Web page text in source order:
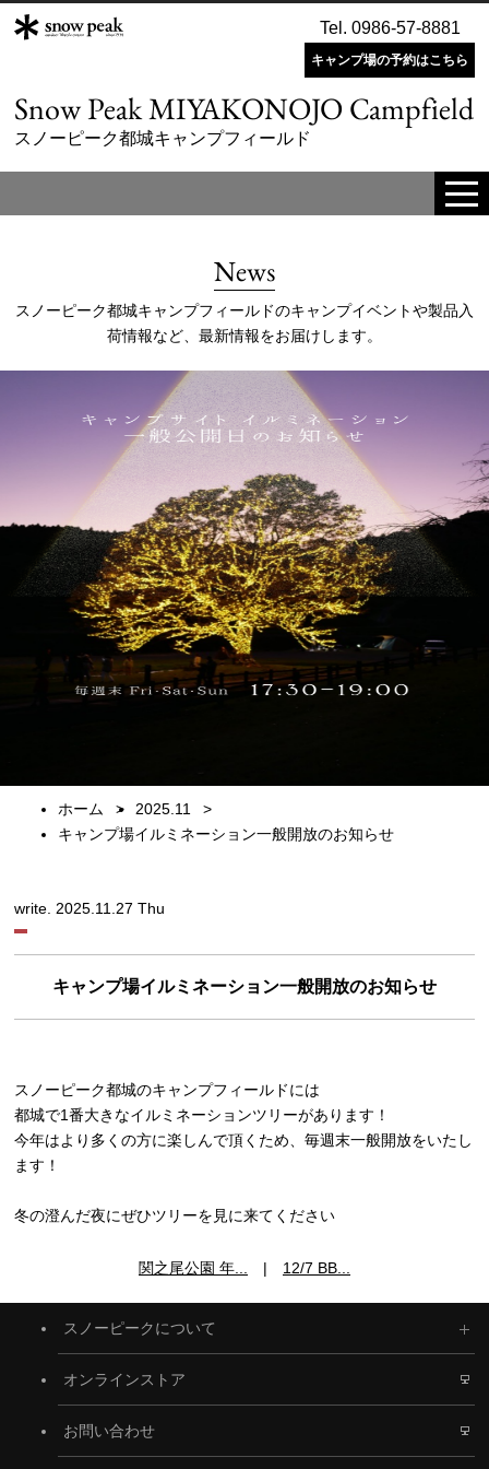
Snow Peak MIYAKONOJO Campfield
スノーピーク都城キャンプフィールド
Tel. 0986-57-8881
キャンプ場の予約はこちら
News
スノーピーク都城キャンプフィールドのキャンプイベントや製品入
荷情報など、最新情報をお届けします。
ホーム
2025.11
キャンプ場イルミネーション一般開放のお知らせ
write. 2025.11.27 Thu
キャンプ場イルミネーション一般開放のお知らせ
スノーピーク都城のキャンプフィールドには
都城で1番大きなイルミネーションツリーがあります！
今年はより多くの方に楽しんで頂くため、毎週末一般開放をいたし
ます！
冬の澄んだ夜にぜひツリーを見に来てください
関之尾公園 年... | 12/7 BB...
スノーピークについて
オンラインストア
お問い合わせ